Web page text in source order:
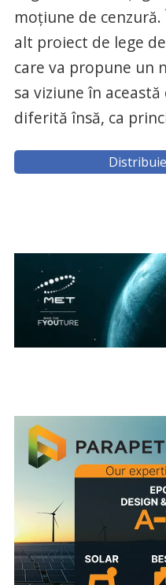
moțiune de
alt proiect de lege
care va propune un
sa viziune în
diferită însă, ca